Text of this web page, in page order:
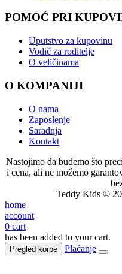
POMOĆ PRI
Uputstvo za kupovinu
Vodič za roditelje
O veličinama
O KOMPANIJI
O nama
Zaposlenje
Saradnja
Kontakt
Nastojimo da budemo što
i cena, ali ne možemo
Teddy Kids ©
home
account
0 cart
has been added to your cart.
Pregled korpe Plaćanje